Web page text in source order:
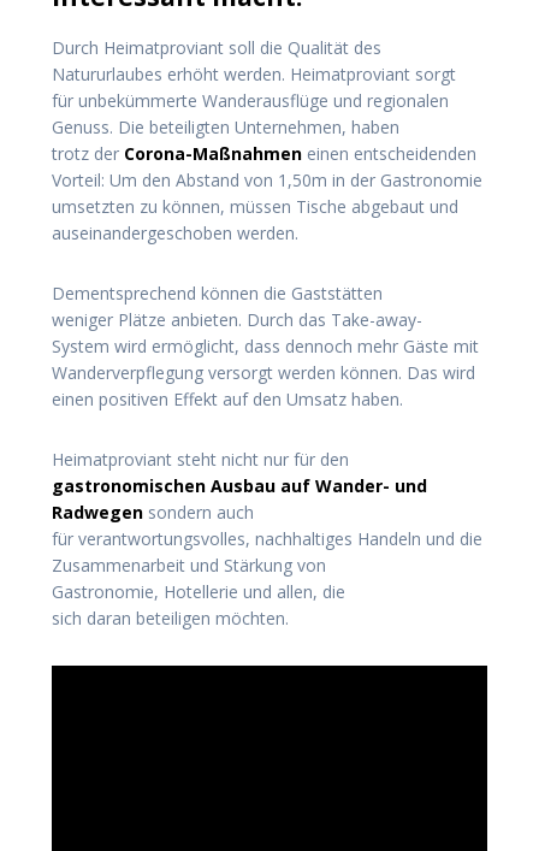
Durch Heimatproviant soll die Qualität des
Natururlaubes erhöht werden. Heimatproviant sorgt
für unbekümmerte Wanderausflüge und regionalen
Genuss. Die beteiligten Unternehmen, haben
trotz der Corona-Maßnahmen einen entscheidenden
Vorteil: Um den Abstand von 1,50m in der Gastronomie
umsetzten zu können, müssen Tische abgebaut und
auseinandergeschoben werden.
Dementsprechend können die Gaststätten
weniger Plätze anbieten. Durch das Take-away-
System wird ermöglicht, dass dennoch mehr Gäste mit
Wanderverpflegung versorgt werden können. Das wird
einen positiven Effekt auf den Umsatz haben.
Heimatproviant steht nicht nur für den
gastronomischen Ausbau auf Wander- und
Radwegen sondern auch
für verantwortungsvolles, nachhaltiges Handeln und die
Zusammenarbeit und Stärkung von
Gastronomie, Hotellerie und allen, die
sich daran beteiligen möchten.